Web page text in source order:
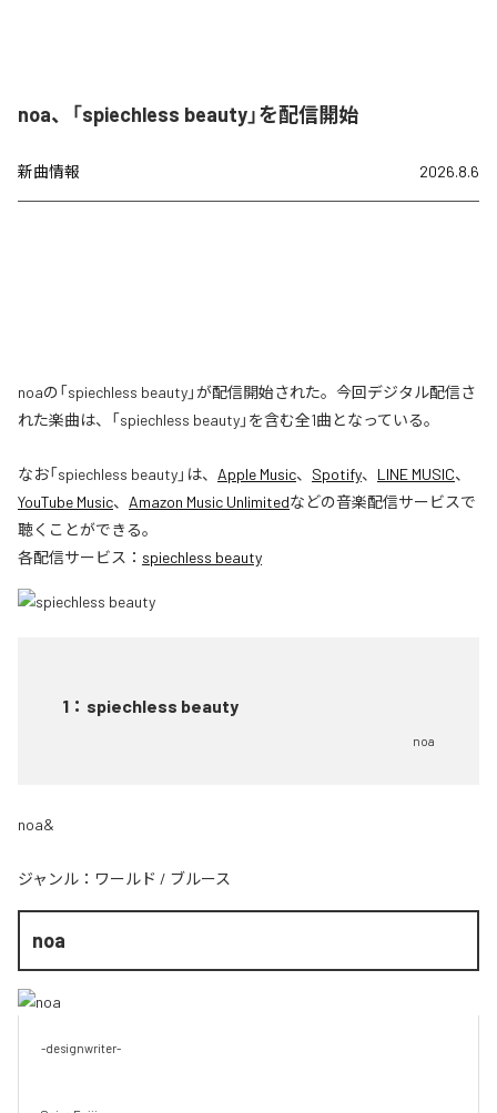
noa、「spiechless beauty」を配信開始
新曲情報 2026.8.6
noaの「spiechless beauty」が配信開始された。今回デジタル配信さ
れた楽曲は、「spiechless beauty」を含む全1曲となっている。
なお「spiechless beauty」は、 Apple Music、 Spotify、 LINE MUSIC、
YouTube Music、 Amazon Music Unlimitedなどの音楽配信サービスで
聴くことができる。
各配信サービス： spiechless beauty
1 ： spiechless beauty
noa
noa&
ジャンル： ワールド / ブルース
noa
-designwriter-